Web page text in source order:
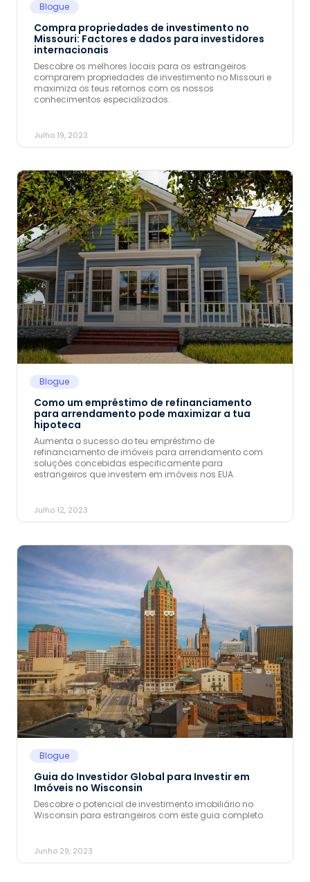
Blogue
Compra propriedades de investimento no
Missouri: Factores e dados para investidores
internacionais
Descobre os melhores locais para os estrangeiros
comprarem propriedades de investimento no Missouri e
maximiza os teus retornos com os nossos
conhecimentos especializados.
Julho 19, 2023
Blogue
Como um empréstimo de refinanciamento
para arrendamento pode maximizar a tua
hipoteca
Aumenta o sucesso do teu empréstimo de
refinanciamento de imóveis para arrendamento com
soluções concebidas especificamente para
estrangeiros que investem em imóveis nos EUA.
Julho 12, 2023
Blogue
Guia do Investidor Global para Investir em
Imóveis no Wisconsin
Descobre o potencial de investimento imobiliário no
Wisconsin para estrangeiros com este guia completo.
Junho 29, 2023